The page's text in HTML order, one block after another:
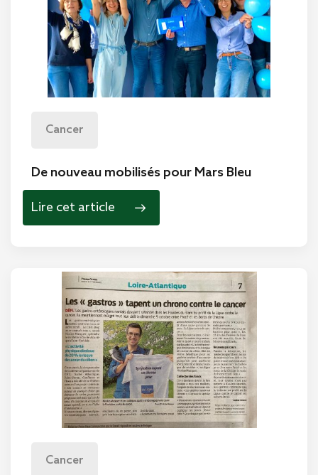
Cancer
De nouveau mobilisés pour Mars Bleu
Lire cet article
Cancer